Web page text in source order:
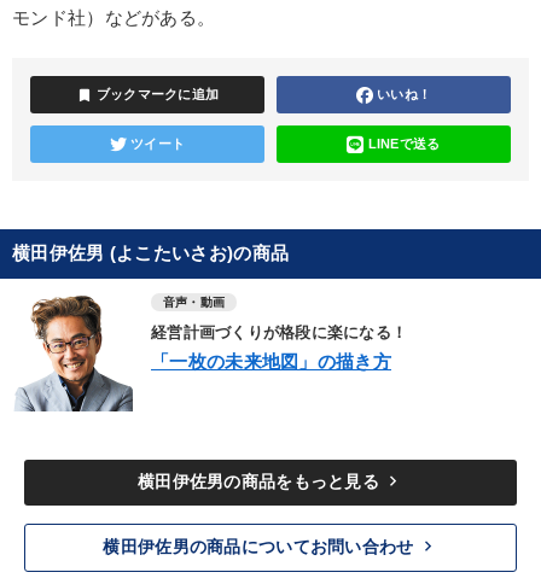
モンド社）などがある。
bookmark ブックマークに追加 いいね！
ツイート LINEで送る
横田伊佐男 (よこたいさお)の商品
音声・動画
経営計画づくりが格段に楽になる！
「一枚の未来地図」の描き方
横田伊佐男の商品をもっと見る keyboard_arrow_right
横田伊佐男の商品についてお問い合わせ keyboard_arrow_right